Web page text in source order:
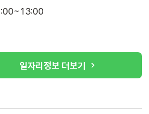
일자리정보 더보기